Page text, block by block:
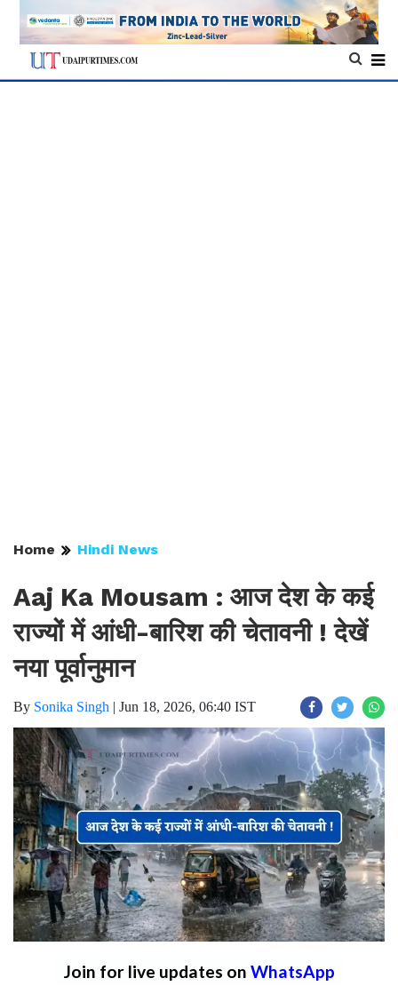
Home Hindi News
Aaj Ka Mousam : आज देश के कई
राज्यों में आंधी-बारिश की चेतावनी ! देखें
नया पूर्वानुमान
By Sonika Singh | Jun 18, 2026, 06:40 IST
Join for live updates on WhatsApp